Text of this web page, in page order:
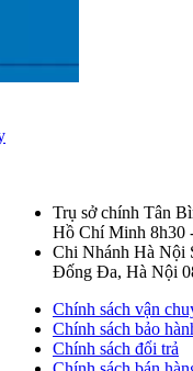
Trụ sở chính Tân
Hồ Chí Minh 8h30
Chi Nhánh Hà Nội
Đống Đa, Hà Nội
Chính sách vận
Chính sách bảo
Chính sách đổi trả